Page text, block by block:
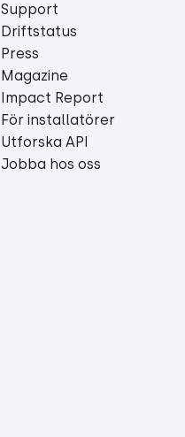
Support
Driftstatus
Press
Magazine
Impact Report
För installatörer
Utforska API
Jobba hos oss